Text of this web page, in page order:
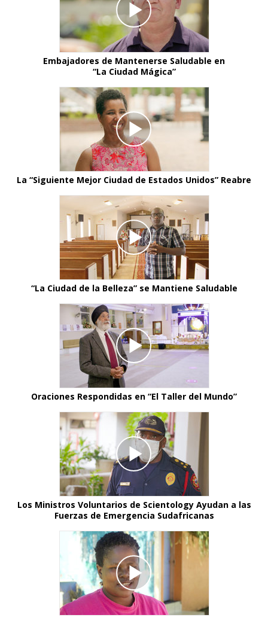
Embajadores de Mantenerse Saludable en
“La Ciudad Mágica”
La “Siguiente Mejor Ciudad de Estados Unidos” Reabre
“La Ciudad de la Belleza” se Mantiene Saludable
Oraciones Respondidas en “El Taller del Mundo”
Los Ministros Voluntarios de Scientology Ayudan a las
Fuerzas de Emergencia Sudafricanas